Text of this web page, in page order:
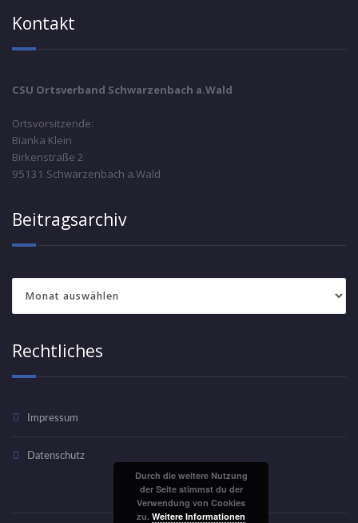
Kontakt
CSU Ortsverband Schwarzenbach a.Wald
Ortsvorsitzende:
Bianka Klein
Birkenstraße 2
95131 Schwarzenbach a.Wald
Beitragsarchiv
Rechtliches
Impressum
Datenschutz
Durch die weitere Nutzung
der Seite stimmst du der
Verwendung von Cookies
zu. Weitere Informationen